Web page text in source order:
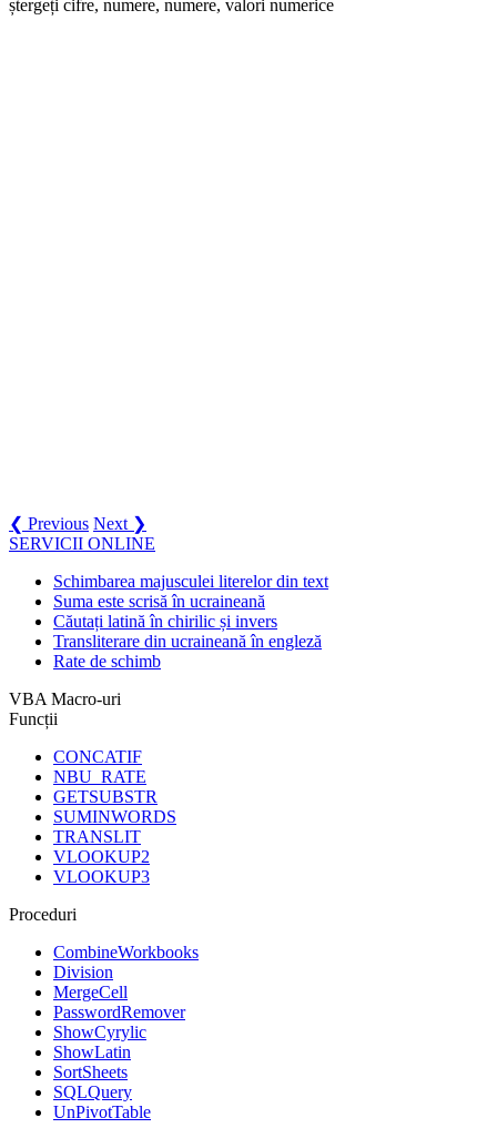
ștergeți cifre, numere, numere, valori numerice
❮ Previous Next ❯
SERVICII ONLINE
Schimbarea majusculei literelor din text
Suma este scrisă în ucraineană
Căutați latină în chirilic și invers
Transliterare din ucraineană în engleză
Rate de schimb
VBA Macro-uri
Funcții
CONCATIF
NBU_RATE
GETSUBSTR
SUMINWORDS
TRANSLIT
VLOOKUP2
VLOOKUP3
Proceduri
CombineWorkbooks
Division
MergeCell
PasswordRemover
ShowCyrylic
ShowLatin
SortSheets
SQLQuery
UnPivotTable